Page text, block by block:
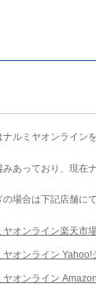
ナルミヤオンライン
みあっており、現在
の場合は下記店舗に
ヤオンライン楽天市
ヤオンライン Yahoo!
ヤオンライン